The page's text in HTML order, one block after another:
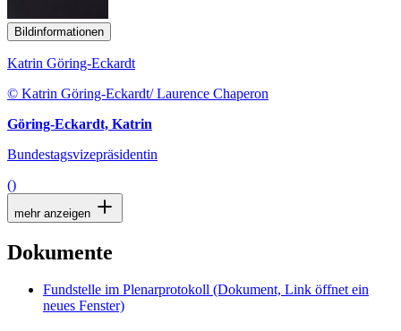
Bildinformationen
Katrin Göring-Eckardt
© Katrin Göring-Eckardt/ Laurence Chaperon
Göring-Eckardt, Katrin
Bundestagsvizepräsidentin
()
mehr anzeigen
Dokumente
Fundstelle im Plenarprotokoll (Dokument, Link öffnet ein
neues Fenster)